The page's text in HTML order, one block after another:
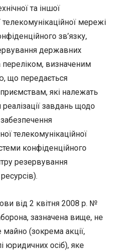
та іншої
мережі
зв’язку,
державних
переліком, визначеним
що передається
які належать
завдань щодо
телекомунікаційної
конфіденційного
резервування
від 2 квітня 2008 р. №
зазначена вище, не
(зокрема акції,
юридичних осіб), яке